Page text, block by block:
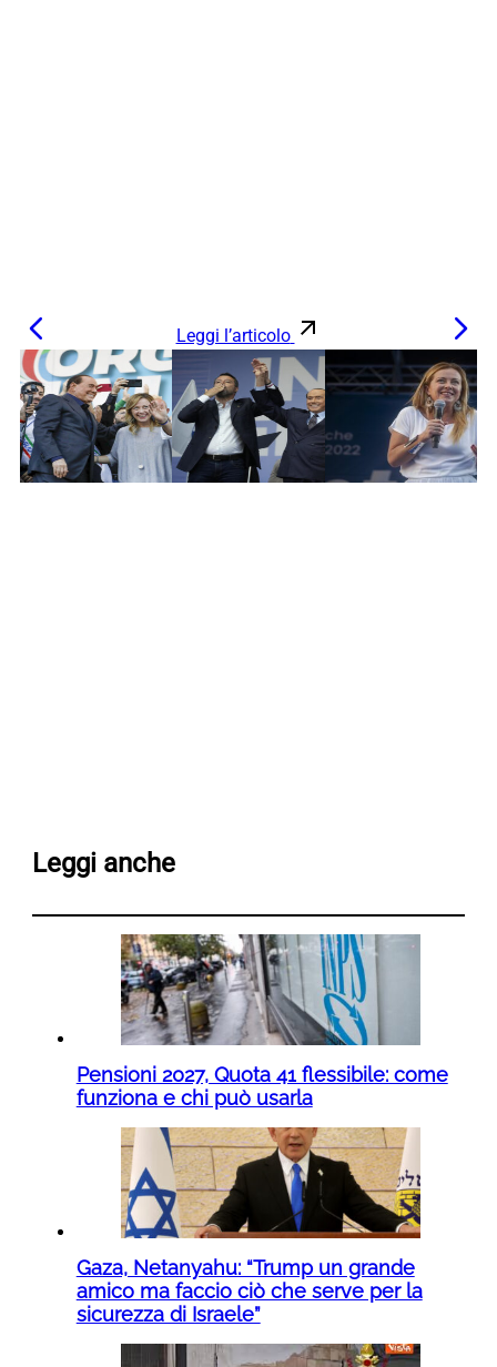
Leggi l’articolo
Leggi anche
Pensioni 2027, Quota 41 flessibile: come
funziona e chi può usarla
Gaza, Netanyahu: “Trump un grande
amico ma faccio ciò che serve per la
sicurezza di Israele”